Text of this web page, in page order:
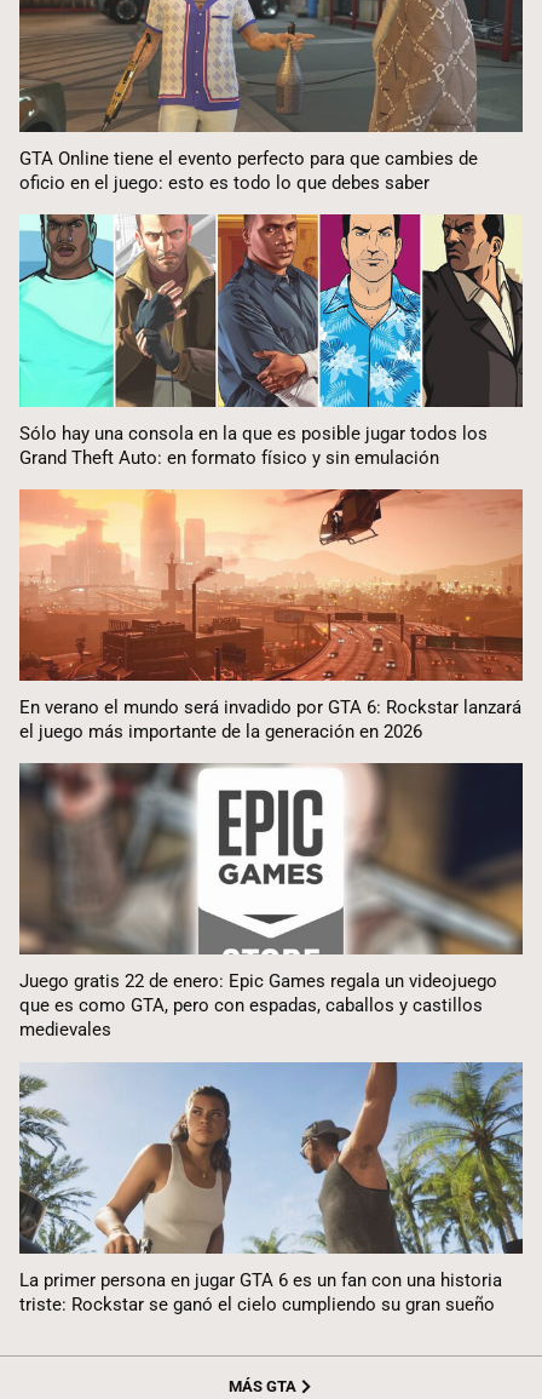
GTA Online tiene el evento perfecto para que cambies de
oficio en el juego: esto es todo lo que debes saber
Sólo hay una consola en la que es posible jugar todos los
Grand Theft Auto: en formato físico y sin emulación
En verano el mundo será invadido por GTA 6: Rockstar lanzará
el juego más importante de la generación en 2026
Juego gratis 22 de enero: Epic Games regala un videojuego
que es como GTA, pero con espadas, caballos y castillos
medievales
La primer persona en jugar GTA 6 es un fan con una historia
triste: Rockstar se ganó el cielo cumpliendo su gran sueño
MÁS GTA